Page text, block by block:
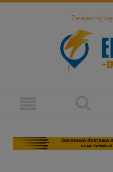
Zarejestruj się